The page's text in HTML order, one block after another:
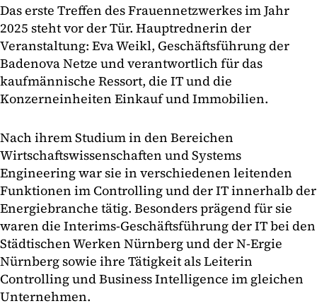
Das erste Treffen des Frauennetzwerkes im Jahr
2025 steht vor der Tür. Hauptrednerin der
Veranstaltung: Eva Weikl, Geschäftsführung der
Badenova Netze und verantwortlich für das
kaufmännische Ressort, die IT und die
Konzerneinheiten Einkauf und Immobilien.
Nach ihrem Studium in den Bereichen
Wirtschaftswissenschaften und Systems
Engineering war sie in verschiedenen leitenden
Funktionen im Controlling und der IT innerhalb der
Energiebranche tätig. Besonders prägend für sie
waren die Interims-Geschäftsführung der IT bei den
Städtischen Werken Nürnberg und der N-Ergie
Nürnberg sowie ihre Tätigkeit als Leiterin
Controlling und Business Intelligence im gleichen
Unternehmen.